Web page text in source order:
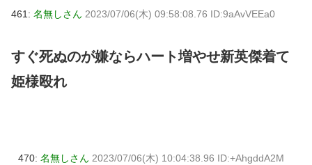
461: 名無しさん 2023/07/06(木) 09:58:08.76 ID:9aAvVEEa0
すぐ死ぬのが嫌ならハート増やせ新英傑着て
姫様殴れ
470: 名無しさん 2023/07/06(木) 10:04:38.96 ID:+AhgddA2M